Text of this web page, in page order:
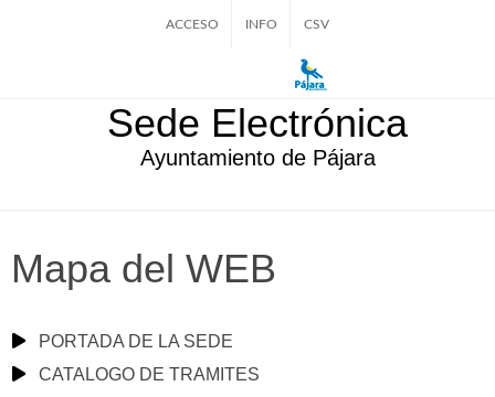
ACCESO INFO CSV
Sede Electrónica
Ayuntamiento de Pájara
Mapa del WEB
PORTADA DE LA SEDE
CATALOGO DE TRAMITES